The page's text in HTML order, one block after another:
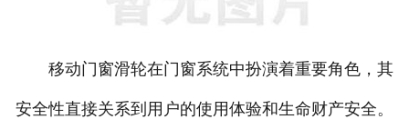
移动门窗滑轮在门窗系统中扮演着重要角色，其
安全性直接关系到用户的使用体验和生命财产安全。